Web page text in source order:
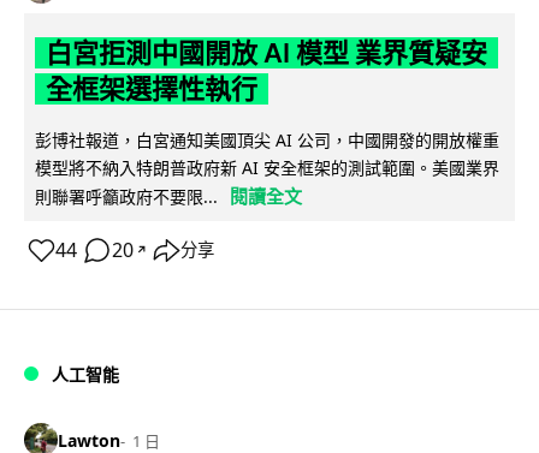
白宮拒測中國開放 AI 模型 業界質疑安
全框架選擇性執行
彭博社報道，白宮通知美國頂尖 AI 公司，中國開發的開放權重
模型將不納入特朗普政府新 AI 安全框架的測試範圍。美國業界
則聯署呼籲政府不要限...
閱讀全文
44 20 ↗ 分享
人工智能
Lawton 1 日